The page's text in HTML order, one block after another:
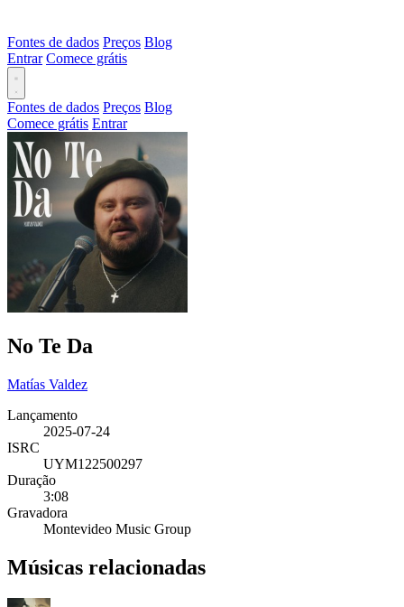
Fontes de dados Preços Blog
Entrar Comece grátis
Fontes de dados Preços Blog
Comece grátis Entrar
No Te Da
Matías Valdez
Lançamento
2025-07-24
ISRC
UYM122500297
Duração
3:08
Gravadora
Montevideo Music Group
Músicas relacionadas